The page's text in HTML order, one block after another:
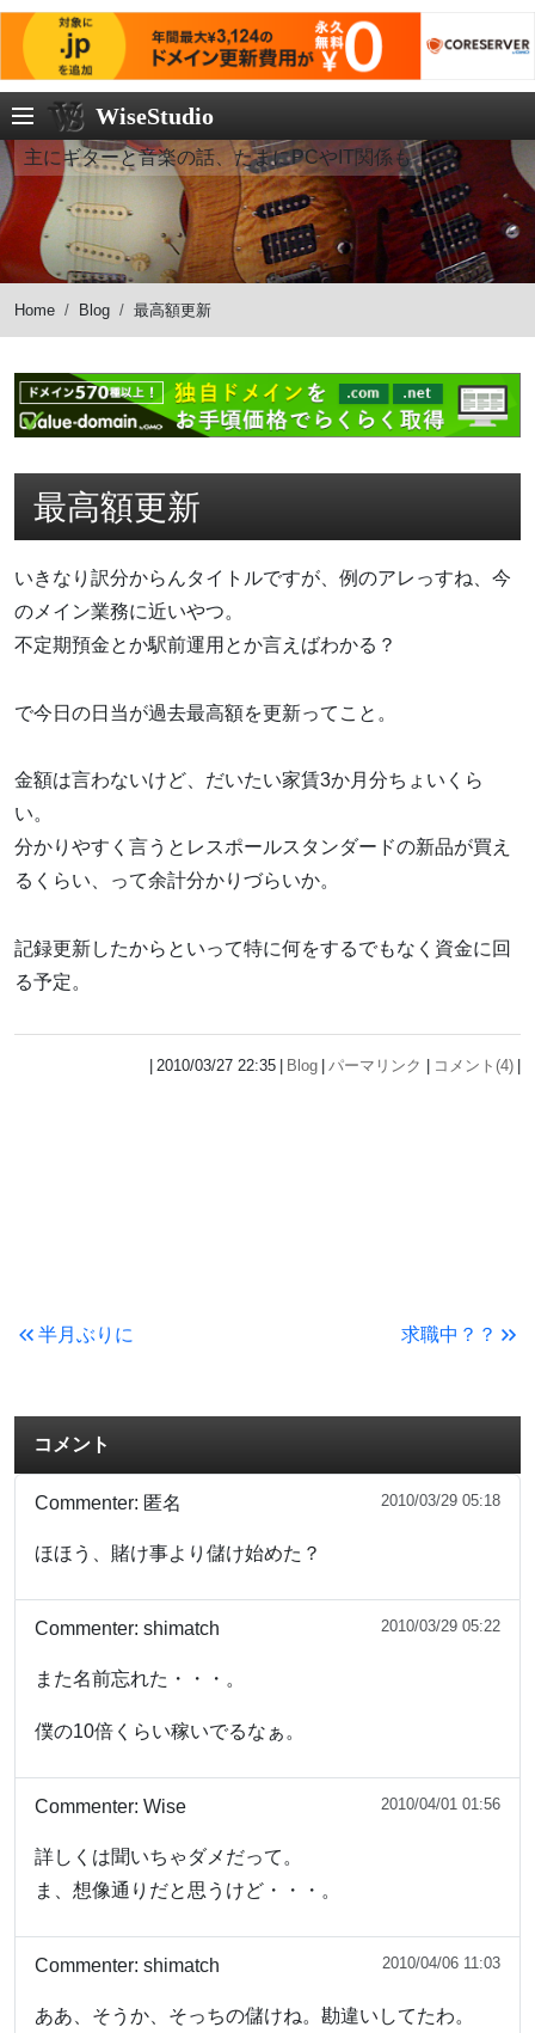
WiseStudio
主にギターと音楽の話、たまにPCやIT関係も
Home Blog 最高額更新
最高額更新
いきなり訳分からんタイトルですが、例のアレっすね、今
のメイン業務に近いやつ。
不定期預金とか駅前運用とか言えばわかる？
で今日の日当が過去最高額を更新ってこと。
金額は言わないけど、だいたい家賃3か月分ちょいくら
い。
分かりやすく言うとレスポールスタンダードの新品が買え
るくらい、って余計分かりづらいか。
記録更新したからといって特に何をするでもなく資金に回
る予定。
2010/03/27 22:35 Blog パーマリンク コメント(4)
半月ぶりに 求職中？？
コメント
Commenter: 匿名 2010/03/29 05:18
ほほう、賭け事より儲け始めた？
Commenter: shimatch 2010/03/29 05:22
また名前忘れた・・・。
僕の10倍くらい稼いでるなぁ。
Commenter: Wise 2010/04/01 01:56
詳しくは聞いちゃダメだって。
ま、想像通りだと思うけど・・・。
Commenter: shimatch 2010/04/06 11:03
ああ、そうか、そっちの儲けね。勘違いしてたわ。